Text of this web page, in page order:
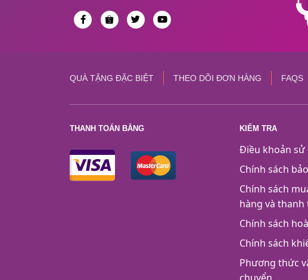
QUÀ TẶNG ĐẶC BIỆT THEO DÕI ĐƠN HÀNG FAQS
THANH TOÁN BẰNG KIỂM TRA
Điều khoản sử
Chính sách
Chính sách
hàng và thanh
Chính sách
Chính sách
Phương thức